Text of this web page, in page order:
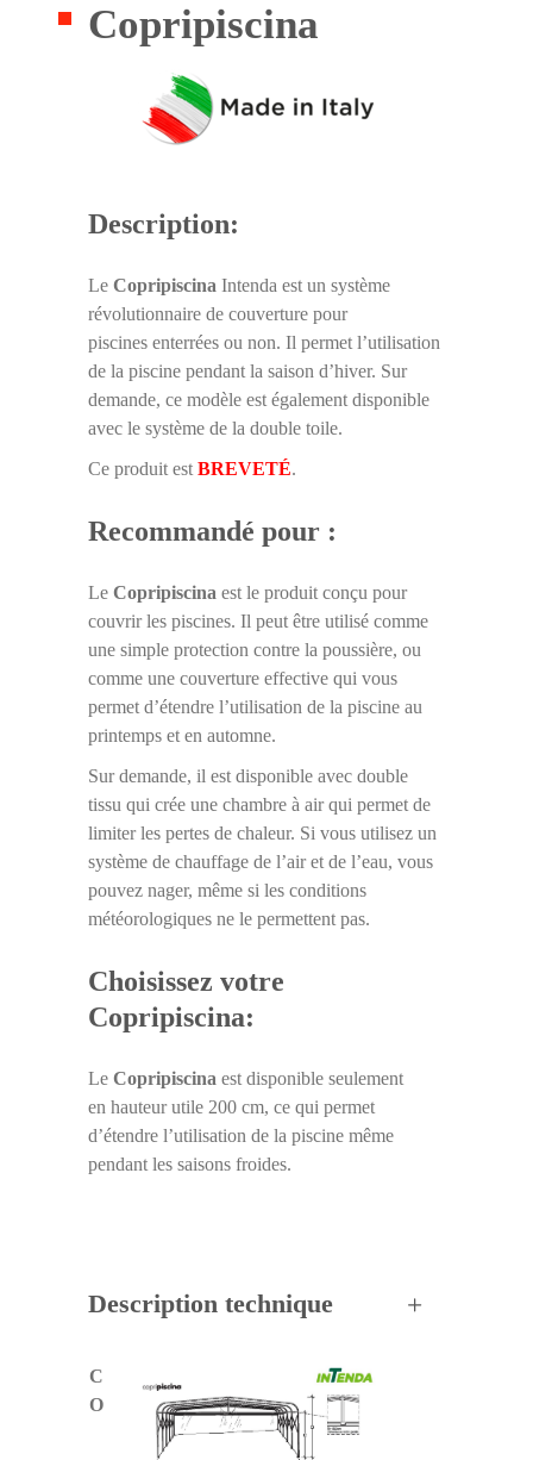
Copripiscina
Description:
Le Copripiscina Intenda est un système
révolutionnaire de couverture pour
piscines enterrées ou non. Il permet l’utilisation
de la piscine pendant la saison d’hiver. Sur
demande, ce modèle est également disponible
avec le système de la double toile.
Ce produit est BREVETÉ.
Recommandé pour :
Le Copripiscina est le produit conçu pour
couvrir les piscines. Il peut être utilisé comme
une simple protection contre la poussière, ou
comme une couverture effective qui vous
permet d’étendre l’utilisation de la piscine au
printemps et en automne.
Sur demande, il est disponible avec double
tissu qui crée une chambre à air qui permet de
limiter les pertes de chaleur. Si vous utilisez un
système de chauffage de l’air et de l’eau, vous
pouvez nager, même si les conditions
météorologiques ne le permettent pas.
Choisissez votre
Copripiscina:
Le Copripiscina est disponible seulement
en hauteur utile 200 cm, ce qui permet
d’étendre l’utilisation de la piscine même
pendant les saisons froides.
Description technique
C
O